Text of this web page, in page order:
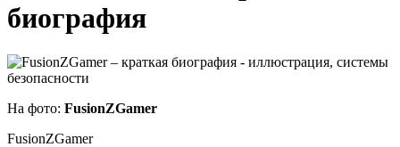
биография
На фото: FusionZGamer
FusionZGamer